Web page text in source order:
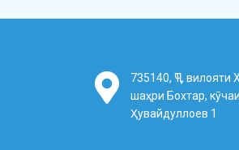
735140, ҶТ, вилояти
шаҳри Бохтар, кӯчаи
Ҳувайдуллоев 1